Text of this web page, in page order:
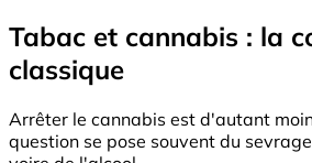
Tabac et cannabis : la
classique
Arrêter le cannabis est d'autant
question se pose souvent du